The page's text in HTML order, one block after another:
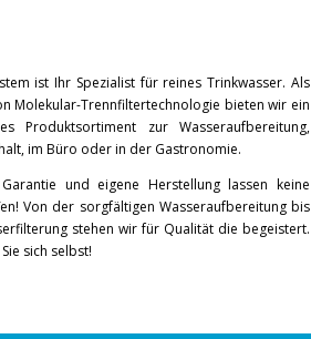
ist Ihr Spezialist für reines Trinkwasser. Als
Molekular-Trennfiltertechnologie bieten wir ein
Produktsortiment zur Wasseraufbereitung,
im Büro oder in der Gastronomie.
und eigene Herstellung lassen keine
Von der sorgfältigen Wasseraufbereitung bis
stehen wir für Qualität die begeistert.
sich selbst!